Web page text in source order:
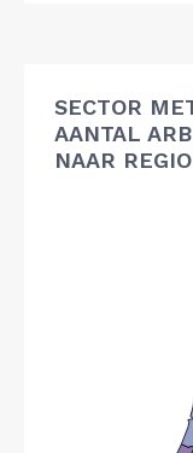
SECTOR
AANTAL
NAAR REGIO